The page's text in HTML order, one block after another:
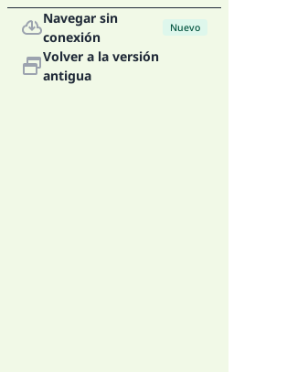
Navegar sin
conexión
Nuevo
Volver a la versión
antigua